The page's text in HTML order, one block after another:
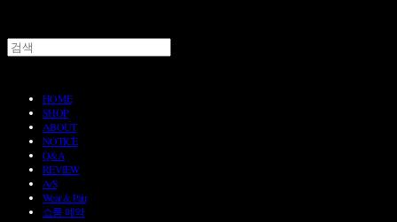
HOME
SHOP
ABOUT
NOTICE
Q&A
REVIEW
A/S
Wear & Pair
쇼룸 예약